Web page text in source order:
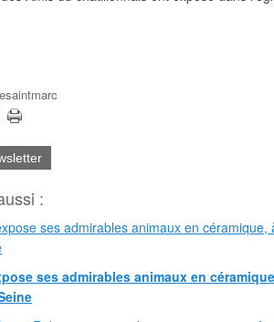
:
ses admirables animaux en